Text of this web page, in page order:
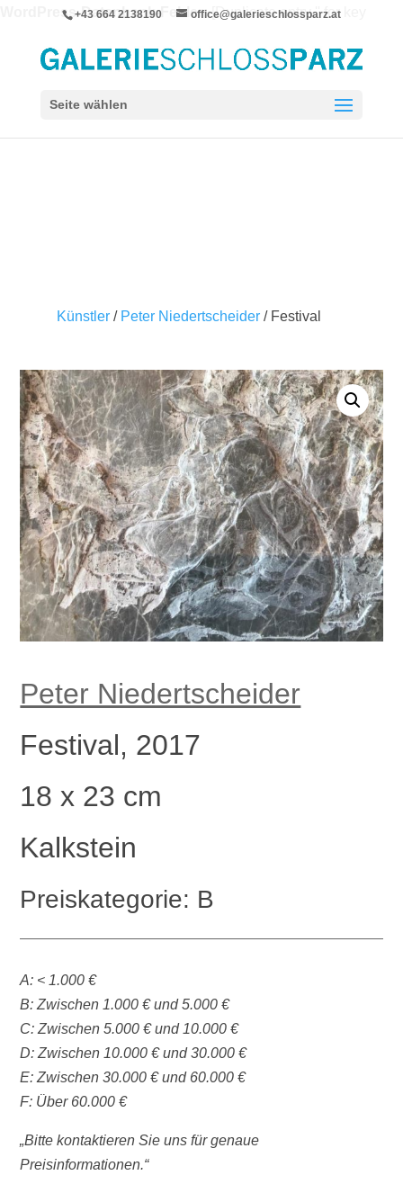
WordPress-Datenbank-Fehler:[Duplicate entry '' for key
ALTER TABLE `wpie_blc_links` ADD UNIQUE KEY
+43 664 2138190 office@galerieschlossparz.at
Seite wählen
Künstler/ Peter Niedertscheider/ Festival
Peter Niedertscheider
Festival, 2017
18 x 23 cm
Kalkstein
Preiskategorie: B
A: < 1.000 €
B: Zwischen 1.000 € und 5.000 €
C: Zwischen 5.000 € und 10.000 €
D: Zwischen 10.000 € und 30.000 €
E: Zwischen 30.000 € und 60.000 €
F: Über 60.000 €
„Bitte kontaktieren Sie uns für genaue
Preisinformationen.“